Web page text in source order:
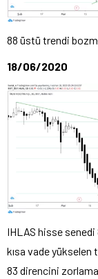
88 üstü trendi
18/06/2020
IHLAS hisse senedi
kısa vade yükselen
83 direncini